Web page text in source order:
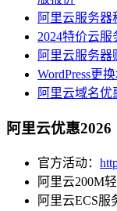
阿里云服务器
2024特价云
阿里云服务器
WordPress更
阿里云域名优
阿里云优惠2026
官方活动：
阿里云200M
阿里云ECS服